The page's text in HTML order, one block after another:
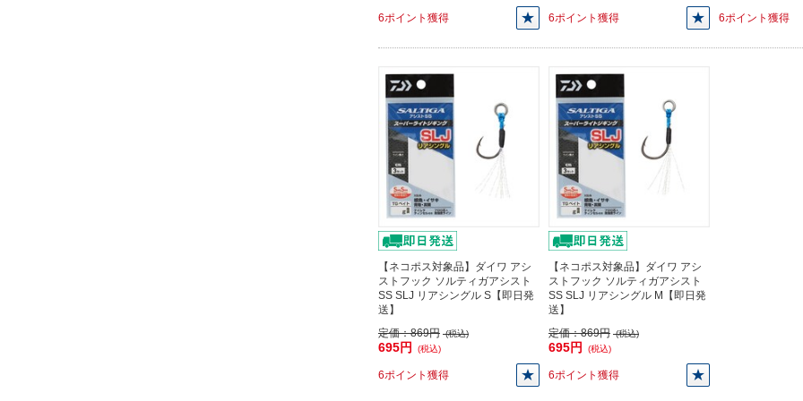
6ポイント獲得 6ポイント獲得 6ポイント獲得
【ネコポス対象品】ダイワ アシ
ストフック ソルティガアシスト
SS SLJ リアシングル S【即日発
送】
定価：869円 (税込)
695円 (税込)
6ポイント獲得
【ネコポス対象品】ダイワ アシ
ストフック ソルティガアシスト
SS SLJ リアシングル M【即日発
送】
定価：869円 (税込)
695円 (税込)
6ポイント獲得